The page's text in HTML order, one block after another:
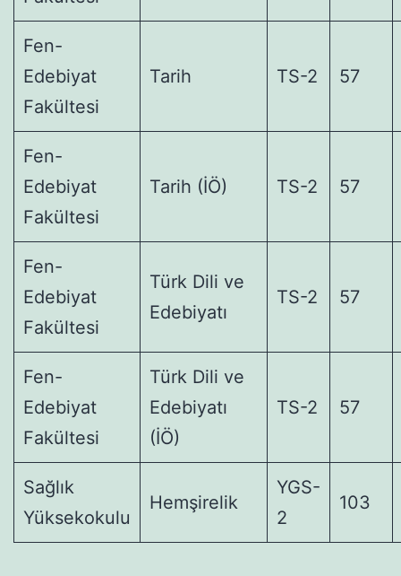
Fen-
Edebiyat
Fakültesi
Tarih TS-2 57
Fen-
Edebiyat
Fakültesi
Tarih (İÖ) TS-2 57
Fen-
Edebiyat
Fakültesi
Türk Dili ve
Edebiyatı
TS-2 57
Fen-
Edebiyat
Fakültesi
Türk Dili ve
Edebiyatı
(İÖ)
TS-2 57
Sağlık
Yüksekokulu
Hemşirelik
YGS-
2
103